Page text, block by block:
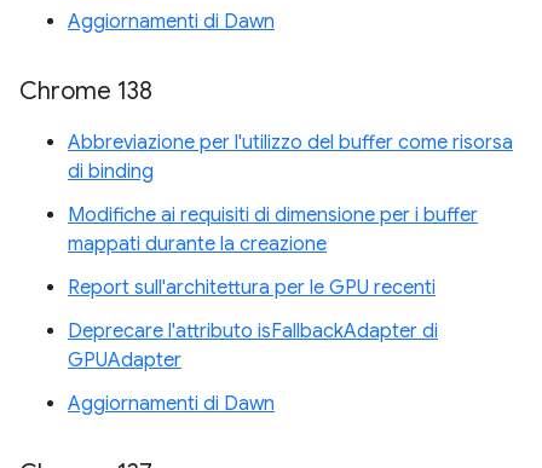
Aggiornamenti di Dawn
Chrome 138
Abbreviazione per l'utilizzo del buffer come risorsa
di binding
Modifiche ai requisiti di dimensione per i buffer
mappati durante la creazione
Report sull'architettura per le GPU recenti
Deprecare l'attributo isFallbackAdapter di
GPUAdapter
Aggiornamenti di Dawn